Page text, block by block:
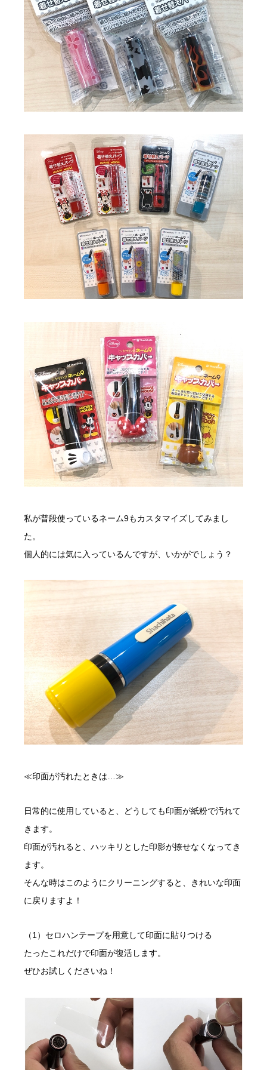
私が普段使っているネーム9もカスタマイズしてみまし
た。
個人的には気に入っているんですが、いかがでしょう？
≪印面が汚れたときは…≫
日常的に使用していると、どうしても印面が紙粉で汚れて
きます。
印面が汚れると、ハッキリとした印影が捺せなくなってき
ます。
そんな時はこのようにクリーニングすると、きれいな印面
に戻りますよ！
（1）セロハンテープを用意して印面に貼りつける
たったこれだけで印面が復活します。
ぜひお試しくださいね！